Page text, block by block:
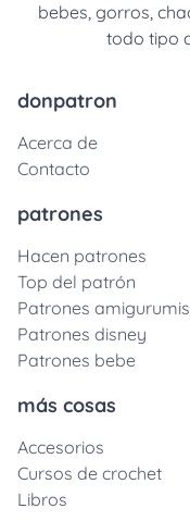
bebes, gorros,
todo tipo
donpatron
Acerca de
Contacto
patrones
Hacen patrones
Top del patrón
Patrones amigurumis
Patrones disney
Patrones bebe
más cosas
Accesorios
Cursos de crochet
Libros